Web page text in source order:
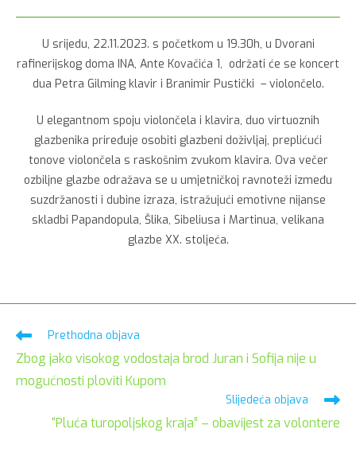
U srijedu, 22.11.2023. s početkom u 19.30h, u Dvorani
rafinerijskog doma INA, Ante Kovačića 1, održati će se koncert
dua Petra Gilming klavir i Branimir Pustički – violončelo.
U elegantnom spoju violončela i klavira, duo virtuoznih
glazbenika priređuje osobiti glazbeni doživljaj, preplićući
tonove violončela s raskošnim zvukom klavira. Ova večer
ozbiljne glazbe odražava se u umjetničkoj ravnoteži između
suzdržanosti i dubine izraza, istražujući emotivne nijanse
skladbi Papandopula, Šlika, Sibeliusa i Martinua, velikana
glazbe XX. stoljeća.
Pročitaj
više
članaka
Prethodna objava
Zbog jako visokog vodostaja brod Juran i Sofija nije u
mogućnosti ploviti Kupom
Slijedeća objava
“Pluća turopoljskog kraja” – obavijest za volontere